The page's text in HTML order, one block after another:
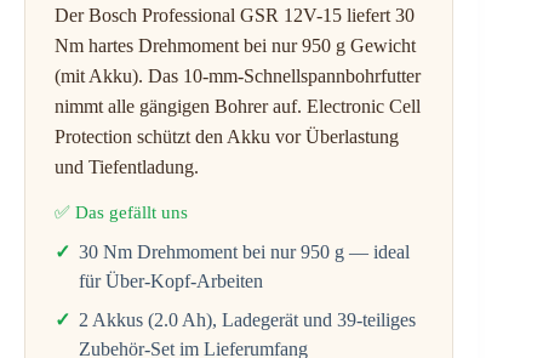
Der Bosch Professional GSR 12V-15 liefert 30
Nm hartes Drehmoment bei nur 950 g Gewicht
(mit Akku). Das 10-mm-Schnellspannbohrfutter
nimmt alle gängigen Bohrer auf. Electronic Cell
Protection schützt den Akku vor Überlastung
und Tiefentladung.
✅ Das gefällt uns
30 Nm Drehmoment bei nur 950 g — ideal
für Über-Kopf-Arbeiten
2 Akkus (2.0 Ah), Ladegerät und 39-teiliges
Zubehör-Set im Lieferumfang